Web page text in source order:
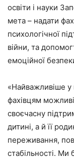
освіти і науки
мета – надати
психологічної
війни, та
емоційної
«Найважливіше у
фахівцям
своєчасну
дитині, а й її
переживання,
стабільності. Ми